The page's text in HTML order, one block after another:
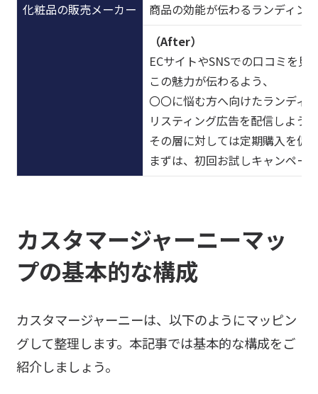
化粧品の販売メーカー
商品の効能が伝わるランディン
（After）
ECサイトやSNSでの口コミを
この魅力が伝わるよう、
〇〇に悩む方へ向けたランディ
リスティング広告を配信しよう。
その層に対しては定期購入を促
まずは、初回お試しキャンペー
カスタマージャーニーマッ
プの基本的な構成
カスタマージャーニーは、以下のようにマッピン
グして整理します。本記事では基本的な構成をご
紹介しましょう。